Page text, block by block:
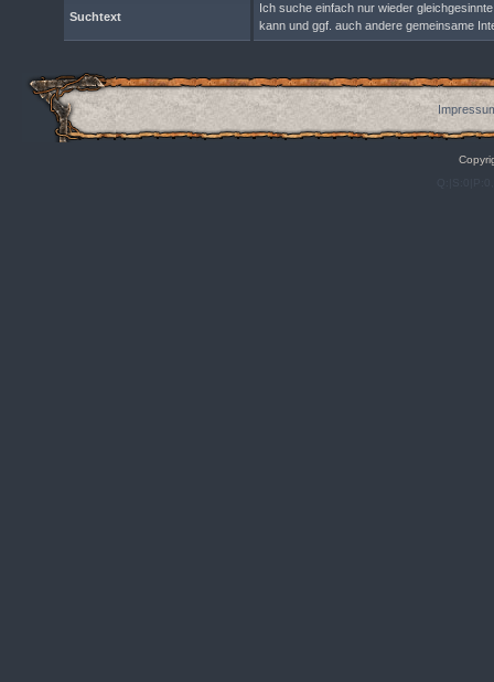
Suchtext
Ich suche einfach nur wieder
kann und ggf. auch andere gemeinsame